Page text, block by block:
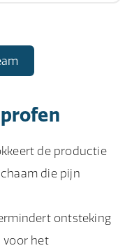
de productie
die pijn
ontsteking
voor het